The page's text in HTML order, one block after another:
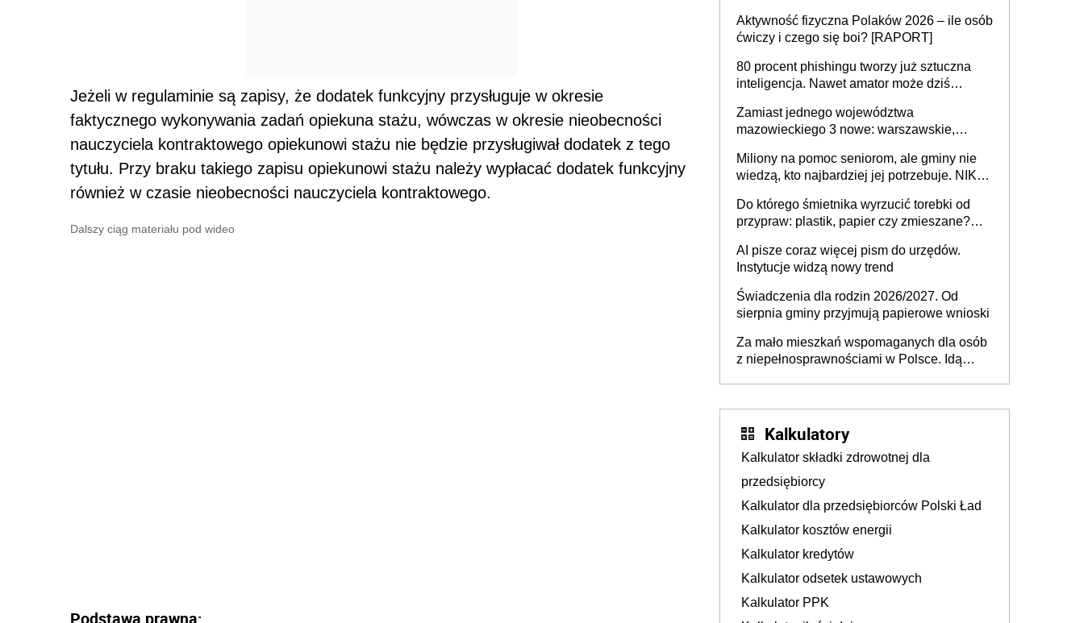
Jeżeli w regulaminie są zapisy, że dodatek funkcyjny przysługuje w okresie
faktycznego wykonywania zadań opiekuna stażu, wówczas w okresie nieobecności
nauczyciela kontraktowego opiekunowi stażu nie będzie przysługiwał dodatek z tego
tytułu. Przy braku takiego zapisu opiekunowi stażu należy wypłacać dodatek funkcyjny
również w czasie nieobecności nauczyciela kontraktowego.
Dalszy ciąg materiału pod wideo
rozstrzygać sprawy
Aktywność fizyczna Polaków 2026 – ile osób
ćwiczy i czego się boi? [RAPORT]
80 procent phishingu tworzy już sztuczna
inteligencja. Nawet amator może dziś
Zamiast jednego województwa
mazowieckiego 3 nowe: warszawskie,
Europie nie ma tak dużych jednostek
stołecznych
Miliony na pomoc seniorom, ale gminy nie
wiedzą, kto najbardziej jej potrzebuje. NIK
Do którego śmietnika wyrzucić torebki od
przypraw: plastik, papier czy zmieszane?
AI pisze coraz więcej pism do urzędów.
Instytucje widzą nowy trend
Świadczenia dla rodzin 2026/2027. Od
sierpnia gminy przyjmują papierowe wnioski
Za mało mieszkań wspomaganych dla osób
z niepełnosprawnościami w Polsce. Idą
Kalkulatory
Kalkulator składki zdrowotnej dla
przedsiębiorcy
Kalkulator dla przedsiębiorców Polski Ład
Kalkulator kosztów energii
Kalkulator kredytów
Kalkulator odsetek ustawowych
Kalkulator PPK